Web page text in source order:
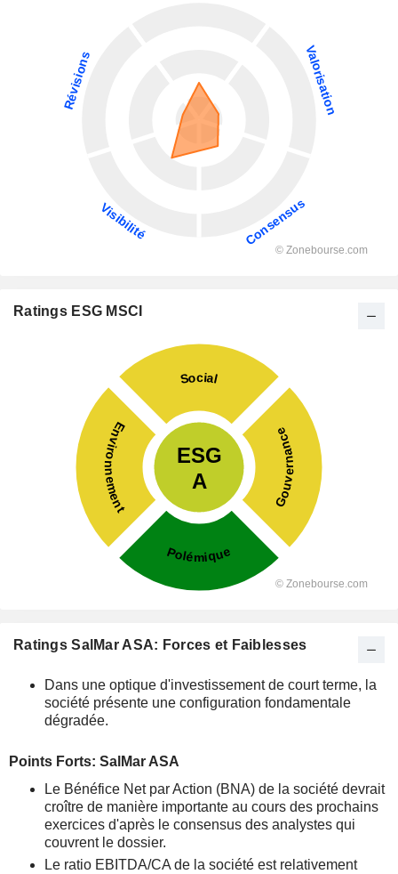
Ratings ESG MSCI
Ratings SalMar ASA: Forces et Faiblesses
Dans une optique d'investissement de court terme, la
société présente une configuration fondamentale
dégradée.
Points Forts: SalMar ASA
Le Bénéfice Net par Action (BNA) de la société devrait
croître de manière importante au cours des prochains
exercices d'après le consensus des analystes qui
couvrent le dossier.
Le ratio EBITDA/CA de la société est relativement